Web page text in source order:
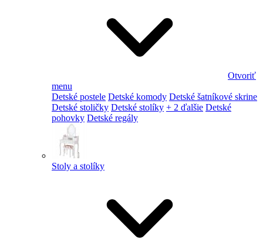
Otvoriť
menu
Detské postele Detské komody Detské šatníkové skrine
Detské stoličky Detské stolíky + 2 ďalšie Detské
pohovky Detské regály
Stoly a stolíky